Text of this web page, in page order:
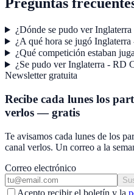
Preguntas
¿Dónde se pudo ver
¿A qué hora se jugó
¿Qué competición estaban
¿Se pudo ver Inglaterra - RD
Newsletter gratuita
Recibe cada lunes los
verlos — gratis
Te avisamos cada lunes de los
canal verlos. Un correo a la
Correo electrónico
Acepto recibir el boletín y la